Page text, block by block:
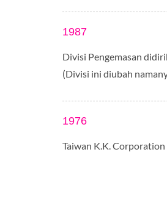
1987
Divisi Pengemasan
(Divisi ini diubah
1976
Taiwan K.K.